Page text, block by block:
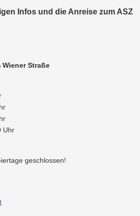
Trauer
Wärme/Kälte
Infos und die Anreise zum ASZ
Straße
Uhr
geschlossen!